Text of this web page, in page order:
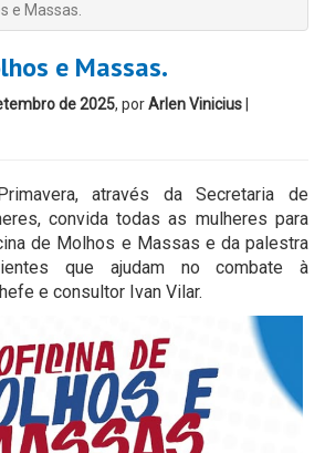
e Massas.
e Massas.
de 2025, porArlen Vinicius
através da Secretaria de
convida todas as mulheres para
de Molhos e Massas e da palestra
que ajudam no combate à
e consultor Ivan Vilar.